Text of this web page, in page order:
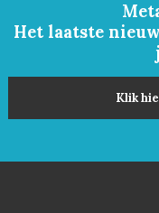
Het laatste
Klik